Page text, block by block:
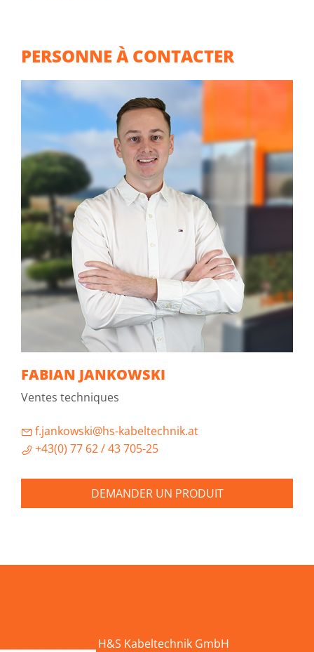
PERSONNE À CONTACTER
FABIAN JANKOWSKI
Ventes techniques
f.jankowski@hs-kabeltechnik.at
+43(0) 77 62 / 43 705-25
DEMANDER UN PRODUIT
H&S Kabeltechnik GmbH